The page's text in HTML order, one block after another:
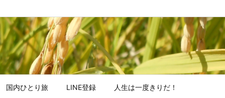
国内ひとり旅 LINE登録 人生は一度きりだ！